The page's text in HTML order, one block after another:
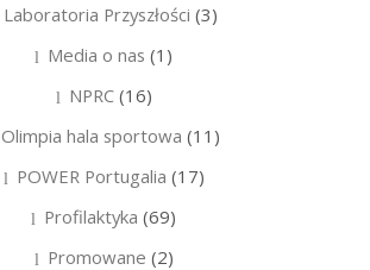
Laboratoria Przyszłości (3)
Media o nas (1)
NPRC(16)
Olimpia hala sportowa (11)
POWER Portugalia (17)
Profilaktyka (69)
Promowane (2)